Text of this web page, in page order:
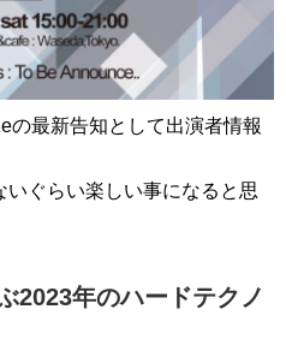
の最新告知として出演者情報
ぐらい楽しい事になると思
2023年のハードテクノ